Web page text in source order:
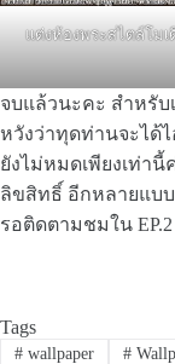
แต่งห้องพระสไตล์โม
จบแล้วนะคะ สำหรับ
หวังว่าทุดท่านจะได้
ยังไม่หมดเพียงเท่า
ลิขสิทธิ์ อีกหลายแบ
รอติดตามชมใน EP.2
Tags
#wallpaper #